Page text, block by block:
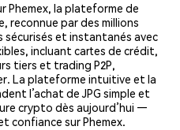
Phemex, la plateforme de
reconnue par des millions
sécurisés et instantanés avec
incluant cartes de crédit,
tiers et trading P2P,
La plateforme intuitive et la
l’achat de JPG simple et
crypto dès aujourd’hui —
confiance sur Phemex.